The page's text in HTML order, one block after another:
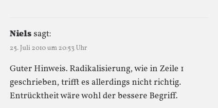
Nielssagt:
25. Juli 2010 um 20:53 Uhr
Guter Hinweis. Radikalisierung, wie in Zeile 1
geschrieben, trifft es allerdings nicht richtig.
Entrücktheit wäre wohl der bessere Begriff.